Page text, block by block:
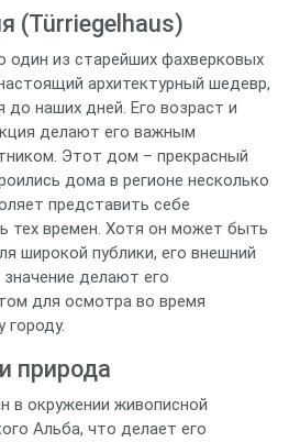
(Türriegelhaus)
один из старейших фахверковых
архитектурный шедевр,
до наших дней. Его возраст и
делают его важным
Этот дом – прекрасный
дома в регионе несколько
представить себе
тех времен. Хотя он может быть
широкой публики, его внешний
делают его
для осмотра во время
городу.
природа
в окружении живописной
Альба, что делает его